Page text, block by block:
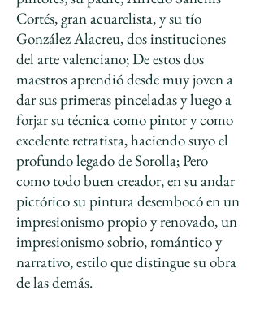
Cortés, gran acuarelista, y su tío
González Alacreu, dos instituciones
del arte valenciano; De estos dos
maestros aprendió desde muy joven a
dar sus primeras pinceladas y luego a
forjar su técnica como pintor y como
excelente retratista, haciendo suyo el
profundo legado de Sorolla; Pero
como todo buen creador, en su andar
pictórico su pintura desembocó en un
impresionismo propio y renovado, un
impresionismo sobrio, romántico y
narrativo, estilo que distingue su obra
de las demás.